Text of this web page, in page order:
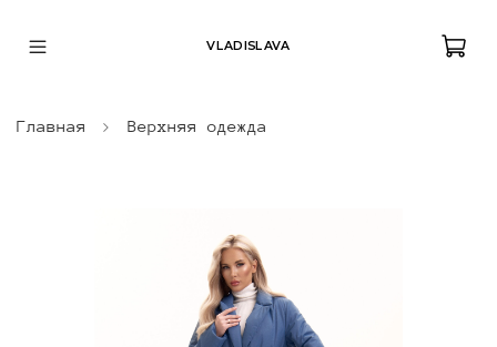
VLADISLAVA
Главная Верхняя одежда